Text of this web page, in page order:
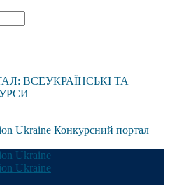
ВСЕУКРАЇНСЬКІ ТА
Конкурсний портал